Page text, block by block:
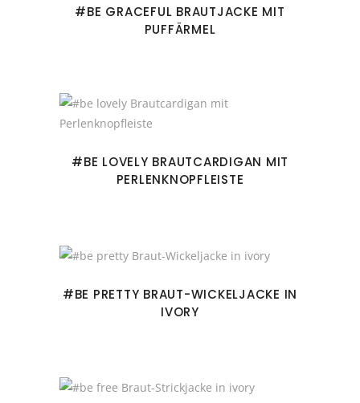
#BE GRACEFUL BRAUTJACKE MIT
PUFFÄRMEL
#BE LOVELY BRAUTCARDIGAN MIT
PERLENKNOPFLEISTE
#BE PRETTY BRAUT-WICKELJACKE IN
IVORY